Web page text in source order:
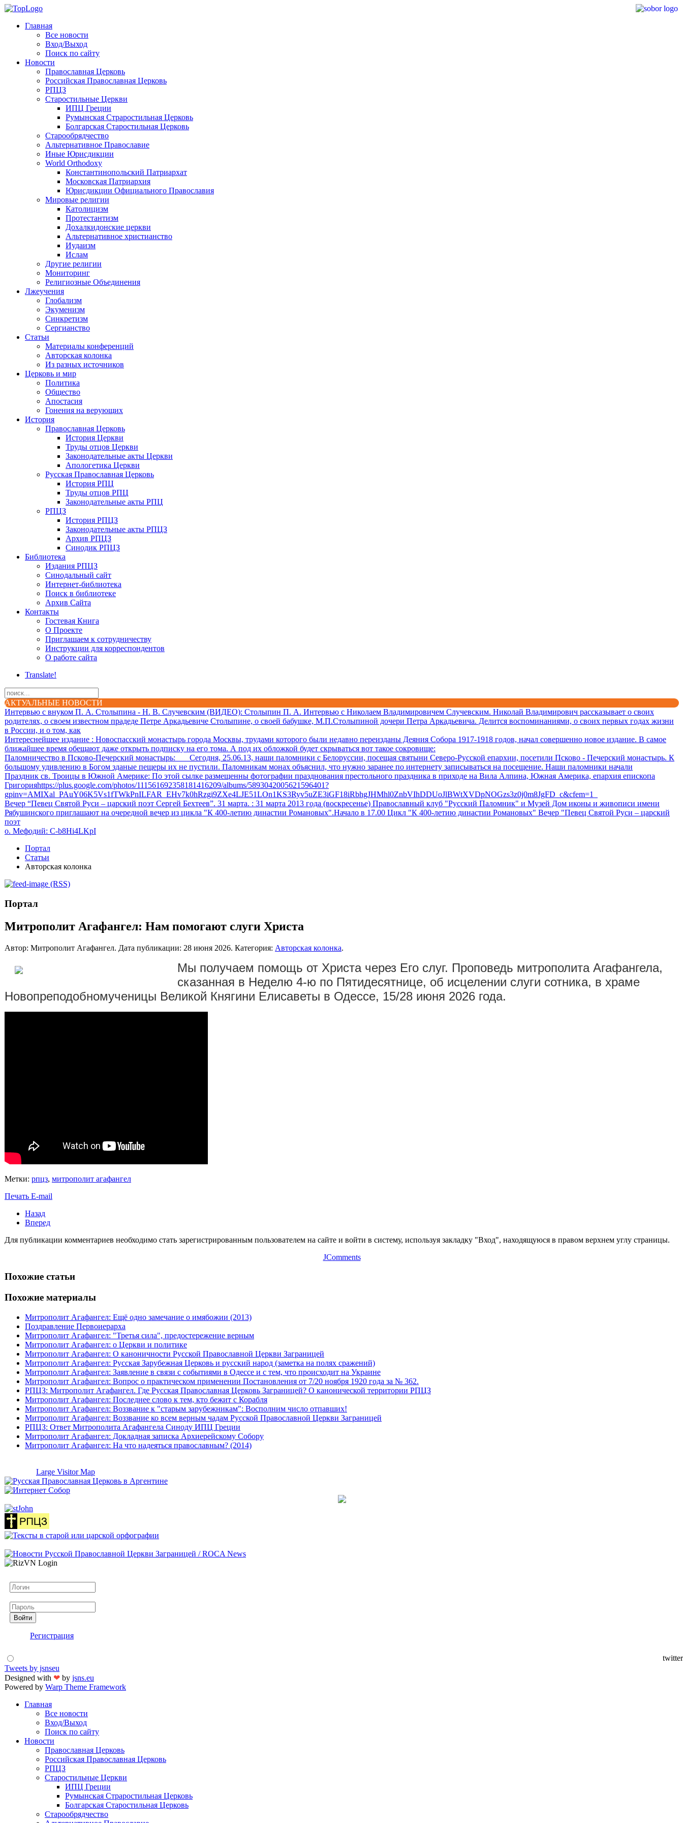
Главная
Все новости
Вход/Выход
Поиск по сайту
Новости
Православная Церковь
Российская Православная Церковь
РПЦЗ
Старостильные Церкви
ИПЦ Греции
Румынская Страростильная Церковь
Болгарская Старостильная Церковь
Старообрядчество
Альтернативное Православие
Иные Юрисдикции
World Orthodoxy
Константинопольский Патриархат
Московская Патриархия
Юрисдикции Официального Православия
Мировые религии
Католицизм
Протестантизм
Дохалкидонские церкви
Альтернативное христианство
Иудаизм
Ислам
Другие религии
Мониторинг
Религиозные Объединения
Лжеучения
Глобализм
Экуменизм
Синкретизм
Сергианство
Статьи
Материалы конференций
Авторская колонка
Из разных источников
Церковь и мир
Политика
Общество
Апостасия
Гонения на верующих
История
Православная Церковь
История Церкви
Труды отцов Церкви
Законодательные акты Церкви
Апологетика Церкви
Русская Православная Церковь
История РПЦ
Труды отцов РПЦ
Законодательные акты РПЦ
РПЦЗ
История РПЦЗ
Законодательные акты РПЦЗ
Архив РПЦЗ
Синодик РПЦЗ
Библиотека
Издания РПЦЗ
Синодальный сайт
Интернет-библиотека
Поиск в библиотеке
Архив Сайта
Контакты
Гостевая Книга
О Проекте
Приглашаем к сотрудничеству
Инструкции для корреспондентов
О работе сайта
Translate!
АКТУАЛЬНЫЕ НОВОСТИ
Интервью с внуком П. А. Столыпина - Н. В. Случевским (ВИДЕО): Столыпин П. А. Интервью с Николаем Владимировичем Случевским. Николай Владимирович рассказывает о своих
родителях, о своем известном прадеде Петре Аркадьевиче Столыпине, о своей бабушке, М.П.Столыпиной дочери Петра Аркадьевича. Делится воспоминаниями, о своих первых годах жизни
в России, и о том, как
Интереснейшее издание : Новоспасский монастырь города Москвы, трудами которого были недавно переизданы Деяния Собора 1917-1918 годов, начал совершенно новое издание. В самое
ближайшее время обещают даже открыть подписку на его тома. А под их обложкой будет скрываться вот такое сокровище:
Паломничество в Псково-Печерский монастырь: Сегодня, 25.06.13, наши паломники с Белоруссии, посещая святыни Северо-Русской епархии, посетили Псково - Печерский монастырь. К
большому удивлению в Богом зданые пещеры их не пустили. Паломникам монах объяснил, что нужно заранее по интернету записываться на посещение. Наши паломники начали
Праздник св. Троицы в Южной Америке: По этой сылке размещенны фотографии празднования престольного праздника в приходе на Вила Алпина, Южная Америка, епархия епископа
Григорияhttps://plus.google.com/photos/111561692358181416209/albums/5893042005621596401?
gpinv=AMIXal_PAuY06K5Vs1fTWkPnILFAR_EHv7k0hRzgi9ZXe4LJE51LOn1KS3Ryv5uZE3iGF18iRbhgJHMhl0ZnbVIhDDUoJlBWtXVDpNOGzs3z0j0m8JgFD_c&cfem=1
Вечер “Певец Святой Руси – царский поэт Сергей Бехтеев”. 31 марта. : 31 марта 2013 года (воскресенье) Православный клуб "Русский Паломник" и Музей Дом иконы и живописи имени
Рябушинского приглашают на очередной вечер из цикла "К 400-летию династии Романовых".Начало в 17.00 Цикл "К 400-летию династии Романовых" Вечер "Певец Святой Руси – царский
поэт
о. Мефодий: C-b8Hi4LKpI
Портал
Статьи
Авторская колонка
(RSS)
Портал
Митрополит Агафангел: Нам помогают слуги Христа
Автор: Митрополит Агафангел. Дата публикации: 28 июня 2026. Категория: Авторская колонка.
Мы получаем помощь от Христа через Его слуг. Проповедь митрополита Агафангела,
сказанная в Неделю 4-ю по Пятидесятнице, об исцелении слуги сотника, в храме
Новопреподобномученицы Великой Княгини Елисаветы в Одессе, 15/28 июня 2026 года.
Метки: рпцз, митрополит агафангел
Печать E-mail
Назад
Вперед
Для публикации комментариев необходимо стать зарегистрированным пользователем на сайте и войти в систему, используя закладку "Вход", находящуюся в правом верхнем углу страницы.
JComments
Похожие статьи
Похожие материалы
Митрополит Агафангел: Ещё одно замечание о имябожии (2013)
Поздравление Первоиерарха
Митрополит Агафангел: "Третья сила", предостережение верным
Митрополит Агафангел: о Церкви и политике
Митрополит Агафангел: О каноничности Русской Православной Церкви Заграницей
Митрополит Агафангел: Русская Зарубежная Церковь и русский народ (заметка на полях сражений)
Митрополит Агафангел: Заявление в связи с событиями в Одессе и с тем, что происходит на Украине
Митрополит Агафангел: Вопрос о практическом применении Постановления от 7/20 ноября 1920 года за № 362.
РПЦЗ: Митрополит Агафангел. Где Русская Православная Церковь Заграницей? О канонической территории РПЦЗ
Митрополит Агафангел: Последнее слово к тем, кто бежит с Корабля
Митрополит Агафангел: Воззвание к "старым зарубежникам": Восполним число отпавших!
Митрополит Агафангел: Воззвание ко всем верным чадам Русской Православной Церкви Заграницей
РПЦЗ: Ответ Митрополита Агафангела Синоду ИПЦ Греции
Митрополит Агафангел: Докладная записка Архиерейскому Собору
Митрополит Агафангел: На что надеяться православным? (2014)
Large Visitor Map
Войти
Регистрация
twitter
Tweets by jsnseu
Designed with ❤ by jsns.eu
Powered by Warp Theme Framework
Главная
Все новости
Вход/Выход
Поиск по сайту
Новости
Православная Церковь
Российская Православная Церковь
РПЦЗ
Старостильные Церкви
ИПЦ Греции
Румынская Страростильная Церковь
Болгарская Старостильная Церковь
Старообрядчество